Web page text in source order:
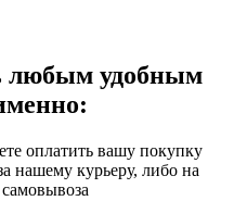
любым удобным
оплатить вашу покупку
нашему курьеру, либо на